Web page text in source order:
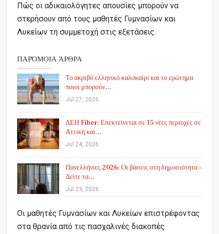
Πώς οι αδικαιολόγητες απουσίες μπορούν να
στερήσουν από τους μαθητές Γυμνασίων και
Λυκείων τη συμμετοχή στις εξετάσεις.
ΠΑΡΌΜΟΙΑ ΆΡΘΡΑ
Το ακριβό ελληνικό καλοκαίρι και το ερώτημα
ποιοι μπορούν…
Jul 27, 2026
ΔΕΗ Fiber: Επεκτείνεται σε 15 νέες περιοχές σε
Αττική και…
Jul 24, 2026
Πανελλήνιες 2026: Οι βάσεις στη δημοσιότητα –
Δείτε τα…
Jul 23, 2026
Οι μαθητές Γυμνασίων και Λυκείων επιστρέφοντας
στα θρανία από τις πασχαλινές διακοπές